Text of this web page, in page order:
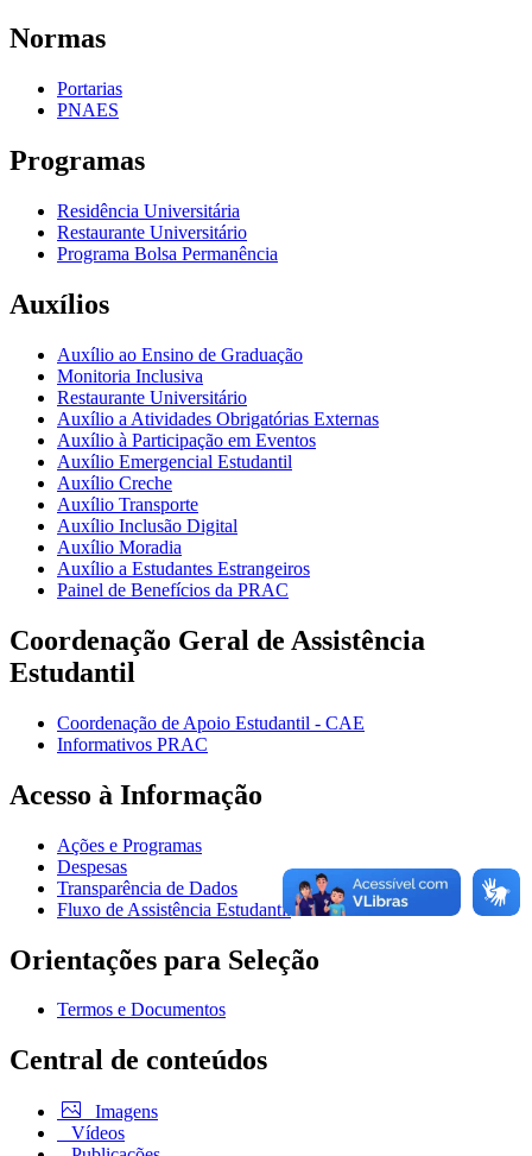
Normas
Portarias
PNAES
Programas
Residência Universitária
Restaurante Universitário
Programa Bolsa Permanência
Auxílios
Auxílio ao Ensino de Graduação
Monitoria Inclusiva
Restaurante Universitário
Auxílio a Atividades Obrigatórias Externas
Auxílio à Participação em Eventos
Auxílio Emergencial Estudantil
Auxílio Creche
Auxílio Transporte
Auxílio Inclusão Digital
Auxílio Moradia
Auxílio a Estudantes Estrangeiros
Painel de Benefícios da PRAC
Coordenação Geral de Assistência
Estudantil
Coordenação de Apoio Estudantil - CAE
Informativos PRAC
Acesso à Informação
Ações e Programas
Despesas
Transparência de Dados
Fluxo de Assistência Estudantil
Orientações para Seleção
Termos e Documentos
Central de conteúdos
Imagens
Vídeos